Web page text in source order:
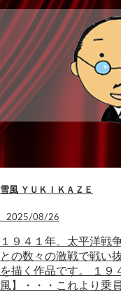
雪風 ＹＵＫＩＫＡＺＥ
2025/08/26
１９４１年。太平洋戦
との数々の激戦で戦い
を描く作品です。 １９
風】・・・これより乗